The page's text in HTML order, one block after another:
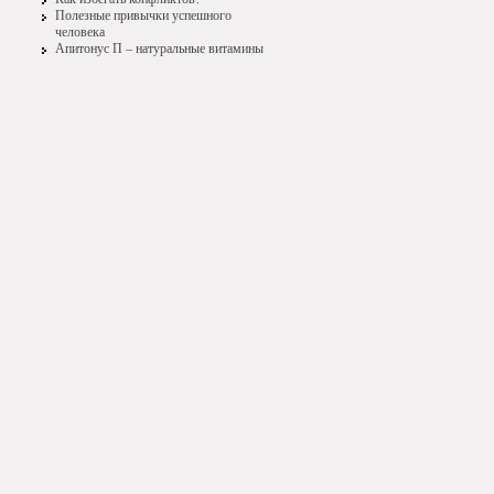
Полезные привычки успешного
человека
Апитонус П – натуральные витамины